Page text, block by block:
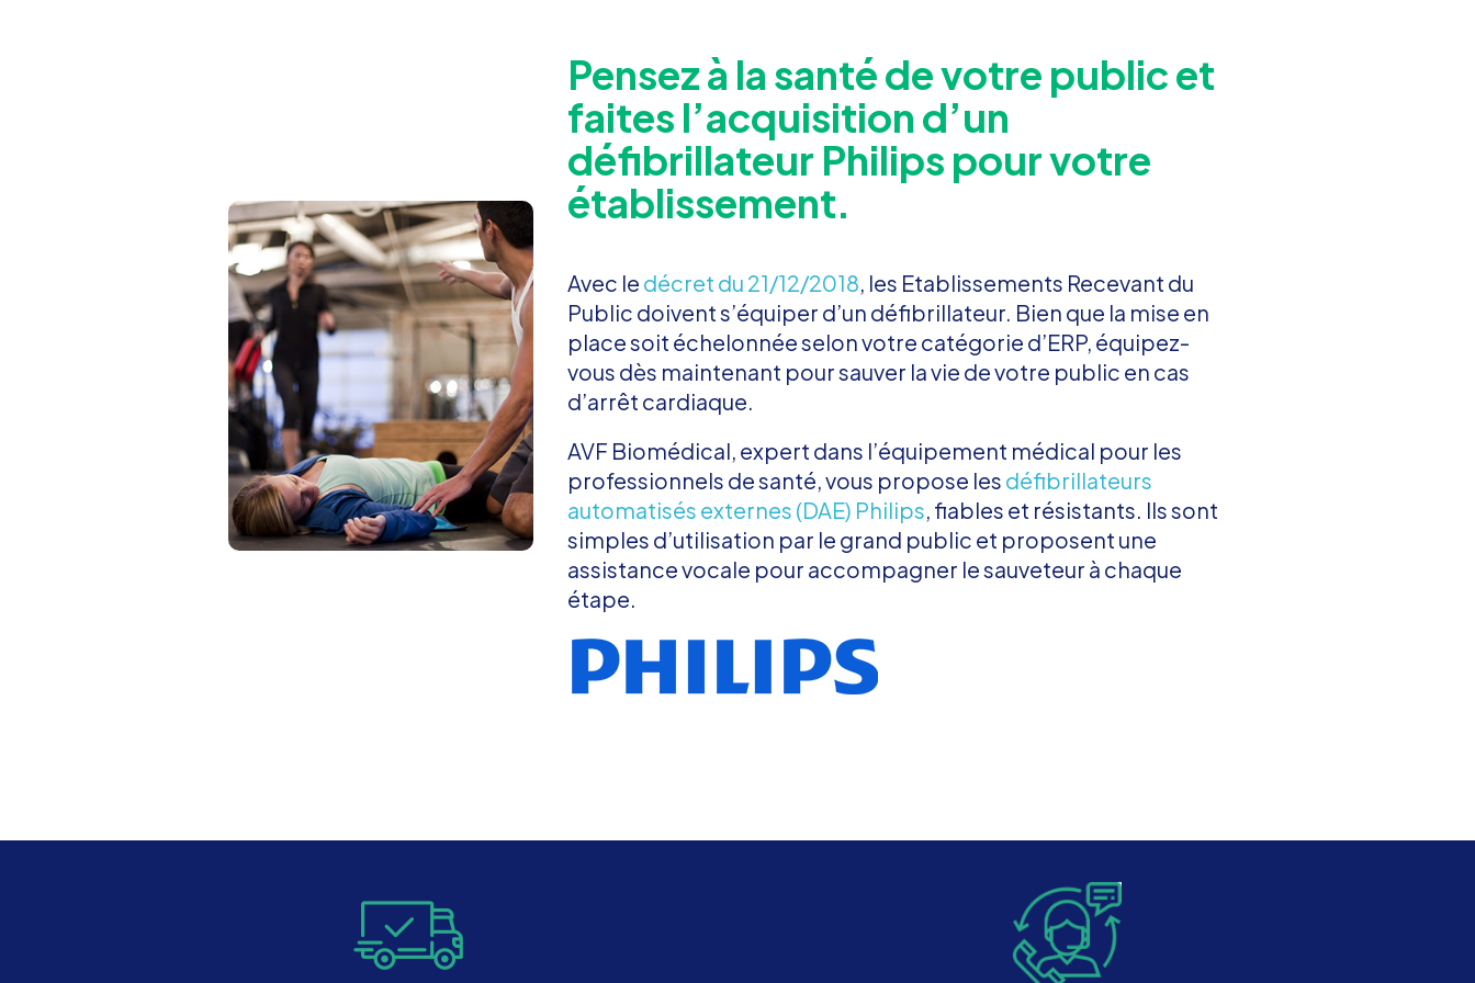
Pensez à la santé de votre public et
faites l’acquisition d’un
défibrillateur Philips pour votre
établissement.
Avec le décret du 21/12/2018, les Etablissements Recevant du
Public doivent s’équiper d’un défibrillateur. Bien que la mise en
place soit échelonnée selon votre catégorie d’ERP, équipez-
vous dès maintenant pour sauver la vie de votre public en cas
d’arrêt cardiaque.
AVF Biomédical, expert dans l’équipement médical pour les
professionnels de santé, vous propose les défibrillateurs
automatisés externes (DAE) Philips, fiables et résistants. Ils sont
simples d’utilisation par le grand public et proposent une
assistance vocale pour accompagner le sauveteur à chaque
étape.